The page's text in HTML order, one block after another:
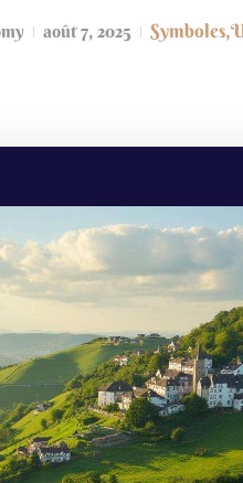
août 7, 2025 Symboles,